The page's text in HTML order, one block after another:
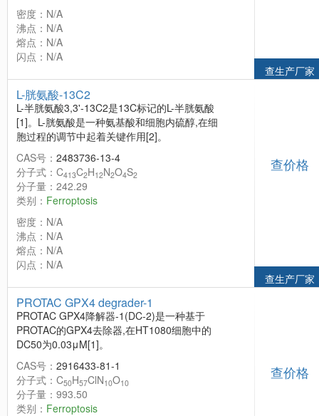
密度：N/A
沸点：N/A
熔点：N/A
闪点：N/A
查生产厂家
L-胱氨酸-13C2
L-半胱氨酸3,3'-13C2是13C标记的L-半胱氨酸
[1]。L-胱氨酸是一种氨基酸和细胞内硫醇,在细
胞过程的调节中起着关键作用[2]。
CAS号： 2483736-13-4
分子式：C413C2H12N2O4S2
分子量：242.29
类别： Ferroptosis
密度：N/A
沸点：N/A
熔点：N/A
闪点：N/A
查价格
查生产厂家
PROTAC GPX4 degrader-1
PROTAC GPX4降解器-1(DC-2)是一种基于
PROTAC的GPX4去除器,在HT1080细胞中的
DC50为0.03μM[1]。
CAS号： 2916433-81-1
分子式：C50H57ClN10O10
分子量：993.50
类别： Ferroptosis
查价格